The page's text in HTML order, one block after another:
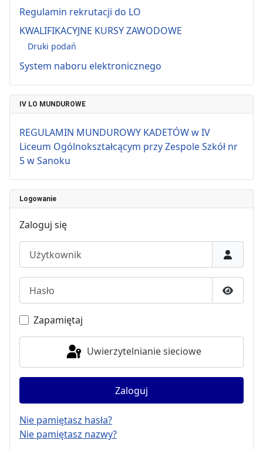
Regulamin rekrutacji do LO
KWALIFIKACYJNE KURSY ZAWODOWE
Druki podań
System naboru elektronicznego
IV LO MUNDUROWE
REGULAMIN MUNDUROWY KADETÓW w IV
Liceum Ogólnokształcącym przy Zespole Szkół nr
5 w Sanoku
Logowanie
Zaloguj się
Pokaż
Zapamiętaj
Uwierzytelnianie sieciowe
Zaloguj
Nie pamiętasz hasła?
Nie pamiętasz nazwy?